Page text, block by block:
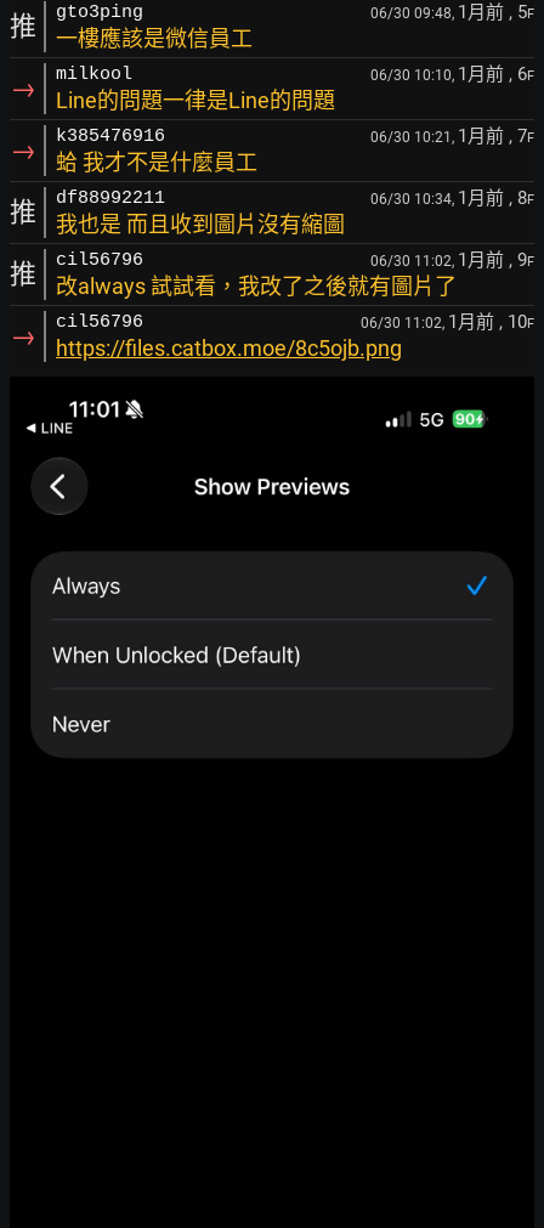
推 gto3ping 06/30 09:48, 1月前 , 5F
一樓應該是微信員工
→ milkool 06/30 10:10, 1月前 , 6F
Line的問題一律是Line的問題
→ k385476916 06/30 10:21, 1月前 , 7F
蛤 我才不是什麼員工
推 df88992211 06/30 10:34, 1月前 , 8F
我也是 而且收到圖片沒有縮圖
推 cil56796 06/30 11:02, 1月前 , 9F
改always 試試看，我改了之後就有圖片了
→ cil56796 06/30 11:02, 1月前 , 10F
https://files.catbox.moe/8c5ojb.png